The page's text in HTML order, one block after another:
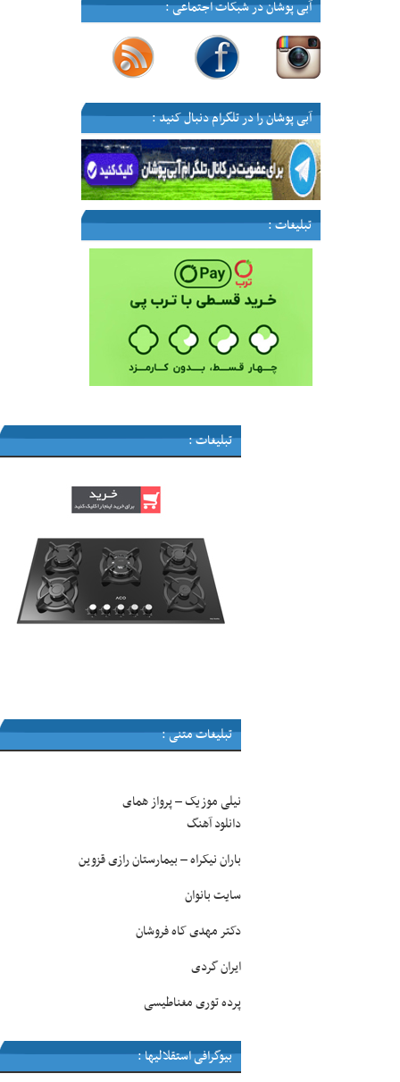
آبی پوشان در شبکات اجتماعی :
آبی پوشان را در تلگرام دنبال کنید :
تبلیغات :
تبلیغات :
تبلیغات متنی :
نیلی موزیک–پرواز همای
دانلود آهنگ
باران نیکراه–بیمارستان رازی قزوین
سایت بانوان
دکتر مهدی کاه فروشان
ایران گردی
پرده توری مغناطیسی
بیوگرافی استقلالیها :